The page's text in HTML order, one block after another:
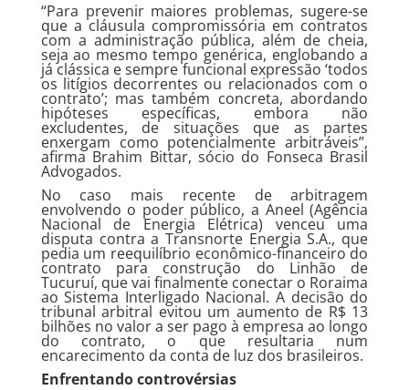
“Para prevenir maiores problemas, sugere-se
que a cláusula compromissória em contratos
com a administração pública, além de cheia,
seja ao mesmo tempo genérica, englobando a
já clássica e sempre funcional expressão ‘todos
os litígios decorrentes ou relacionados com o
contrato’; mas também concreta, abordando
hipóteses específicas, embora não
excludentes, de situações que as partes
enxergam como potencialmente arbitráveis”,
afirma Brahim Bittar, sócio do Fonseca Brasil
Advogados.
No caso mais recente de arbitragem
envolvendo o poder público, a Aneel (Agência
Nacional de Energia Elétrica) venceu uma
disputa contra a Transnorte Energia S.A., que
pedia um reequilíbrio econômico-financeiro do
contrato para construção do Linhão de
Tucuruí, que vai finalmente conectar o Roraima
ao Sistema Interligado Nacional. A decisão do
tribunal arbitral evitou um aumento de R$ 13
bilhões no valor a ser pago à empresa ao longo
do contrato, o que resultaria num
encarecimento da conta de luz dos brasileiros.
Enfrentando controvérsias